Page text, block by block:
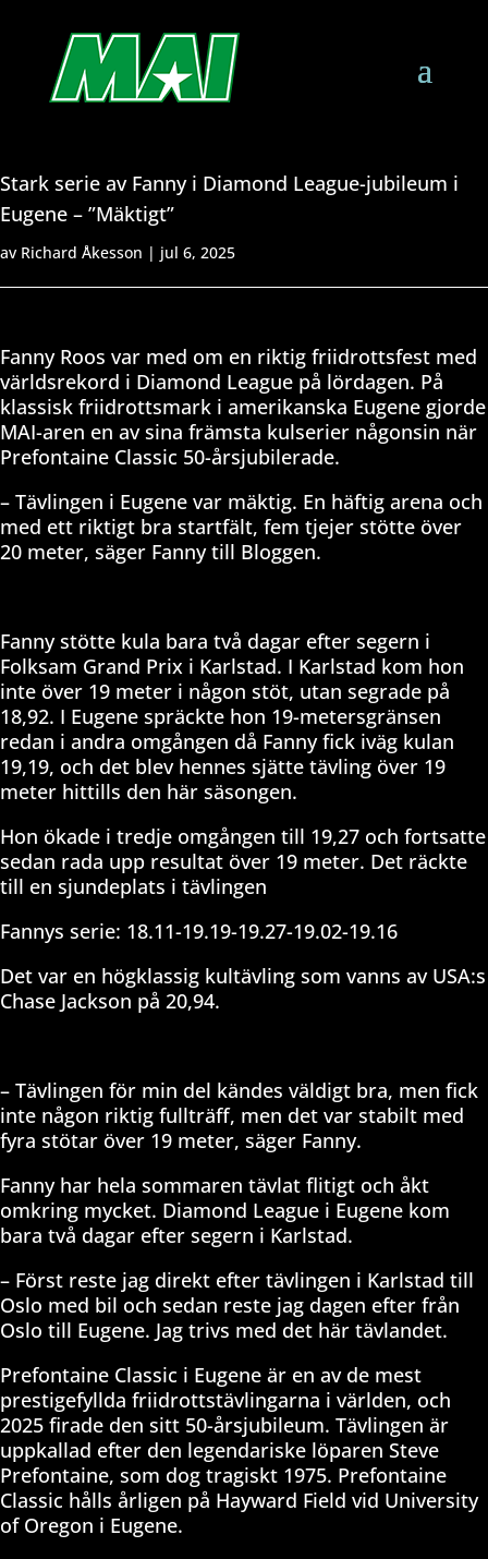
Stark serie av Fanny i Diamond League-jubileum i
Eugene – ”Mäktigt”
av Richard Åkesson | jul 6, 2025
Fanny Roos var med om en riktig friidrottsfest med
världsrekord i Diamond League på lördagen. På
klassisk friidrottsmark i amerikanska Eugene gjorde
MAI-aren en av sina främsta kulserier någonsin när
Prefontaine Classic 50-årsjubilerade.
– Tävlingen i Eugene var mäktig. En häftig arena och
med ett riktigt bra startfält, fem tjejer stötte över
20 meter, säger Fanny till Bloggen.
Fanny stötte kula bara två dagar efter segern i
Folksam Grand Prix i Karlstad. I Karlstad kom hon
inte över 19 meter i någon stöt, utan segrade på
18,92. I Eugene spräckte hon 19-metersgränsen
redan i andra omgången då Fanny fick iväg kulan
19,19, och det blev hennes sjätte tävling över 19
meter hittills den här säsongen.
Hon ökade i tredje omgången till 19,27 och fortsatte
sedan rada upp resultat över 19 meter. Det räckte
till en sjundeplats i tävlingen
Fannys serie: 18.11-19.19-19.27-19.02-19.16
Det var en högklassig kultävling som vanns av USA:s
Chase Jackson på 20,94.
– Tävlingen för min del kändes väldigt bra, men fick
inte någon riktig fullträff, men det var stabilt med
fyra stötar över 19 meter, säger Fanny.
Fanny har hela sommaren tävlat flitigt och åkt
omkring mycket. Diamond League i Eugene kom
bara två dagar efter segern i Karlstad.
– Först reste jag direkt efter tävlingen i Karlstad till
Oslo med bil och sedan reste jag dagen efter från
Oslo till Eugene. Jag trivs med det här tävlandet.
Prefontaine Classic i Eugene är en av de mest
prestigefyllda friidrottstävlingarna i världen, och
2025 firade den sitt 50-årsjubileum. Tävlingen är
uppkallad efter den legendariske löparen Steve
Prefontaine, som dog tragiskt 1975. Prefontaine
Classic hålls årligen på Hayward Field vid University
of Oregon i Eugene.